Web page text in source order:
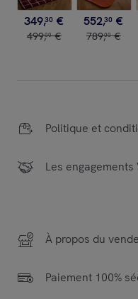
349,30 €
499,00 €
552,30 €
789,00 €
Politique et
Les engagements
À propos du
Paiement 100%